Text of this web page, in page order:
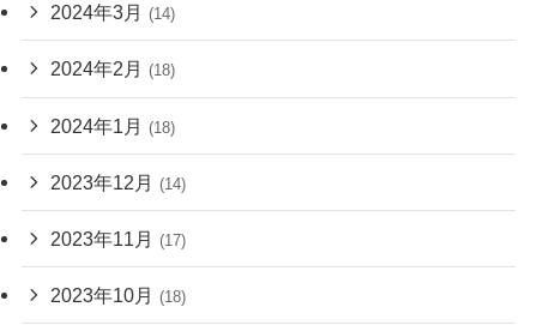
2024年3月 (14)
2024年2月 (18)
2024年1月 (18)
2023年12月 (14)
2023年11月 (17)
2023年10月 (18)